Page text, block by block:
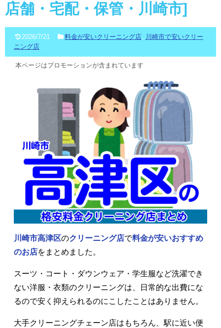
店舗・宅配・保管・川崎市]
2026/7/21 料金が安いクリーニング店, 川崎市で安いクリー
ニング店
本ページはプロモーションが含まれています
川崎市高津区のクリーニング店で料金が安いおすすめ
のお店をまとめました。
スーツ・コート・ダウンウェア・学生服など洗濯でき
ない洋服・衣類のクリーニングは、日常的な出費にな
るので安く抑えられるのにこしたことはありません。
大手クリーニングチェーン店はもちろん、駅に近い便